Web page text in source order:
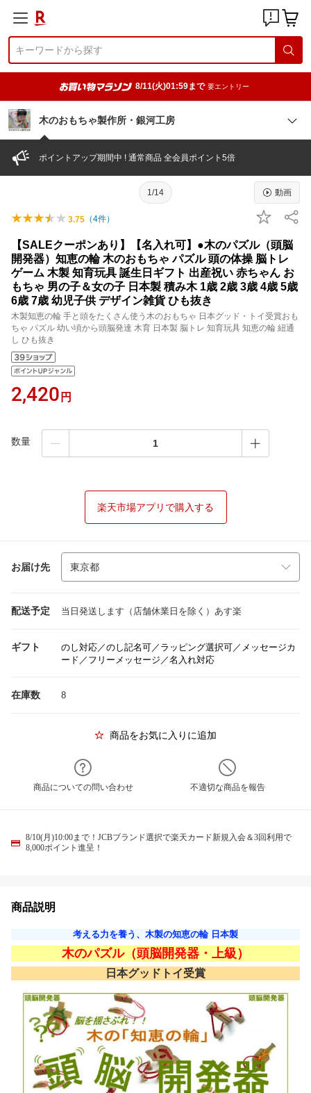
8/11(火)01:59まで 要エントリー
木のおもちゃ製作所・銀河工房
ポイントアップ期間中 ! 通常商品 全会員ポイント5倍
1/14 動画
3.75 （4件）
【SALEクーポンあり】【名入れ可】●木のパズル（頭脳
開発器）知恵の輪 木のおもちゃ パズル 頭の体操 脳トレ
ゲーム 木製 知育玩具 誕生日ギフト 出産祝い 赤ちゃん お
もちゃ 男の子＆女の子 日本製 積み木 1歳 2歳 3歳 4歳 5歳
6歳 7歳 幼児子供 デザイン雑貨 ひも抜き
木製知恵の輪 手と頭をたくさん使う木のおもちゃ 日本グッド・トイ受賞おも
ちゃ パズル 幼い頃から頭脳発達 木育 日本製 脳トレ 知育玩具 知恵の輪 紐通
し ひも抜き
2,420 円
数量
楽天市場アプリで購入する
お届け先
配送予定 当日発送します（店舗休業日を除く）あす楽
ギフト
のし対応／のし記名可／ラッピング選択可／メッセージカ
ード／フリーメッセージ／名入れ対応
在庫数 8
商品をお気に入りに追加
商品についての問い合わせ 不適切な商品を報告
8/10(月)10:00まで！JCBブランド選択で楽天カード新規入会＆3回利用で
8,000ポイント進呈！
商品説明
考える力を養う、木製の知恵の輪 日本製
木のパズル（頭脳開発器・上級）
日本グッドトイ受賞